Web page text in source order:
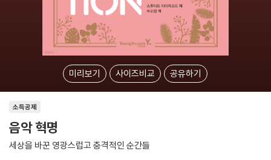
미리보기 사이즈비교 공유하기
소득공제
음악 혁명
세상을 바꾼 영광스럽고 충격적인 순간들